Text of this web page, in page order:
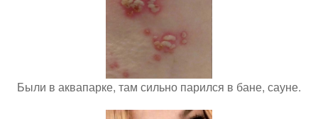
Были в аквапарке, там сильно парился в бане, сауне.